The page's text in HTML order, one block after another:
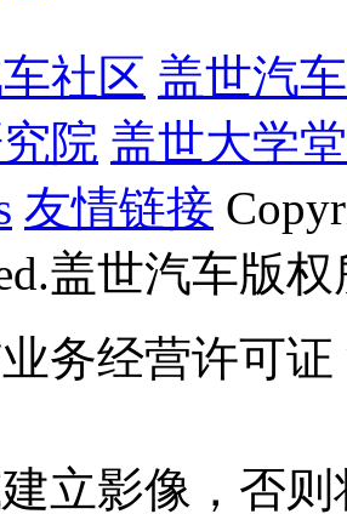
社区 盖世汽
院 盖世大学堂
友情链接
盖世汽车版
务经营许可证
立影像，否